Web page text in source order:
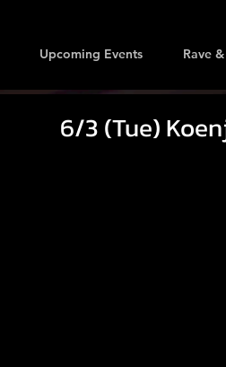
Upcoming Events Rave
6/3 (Tue)